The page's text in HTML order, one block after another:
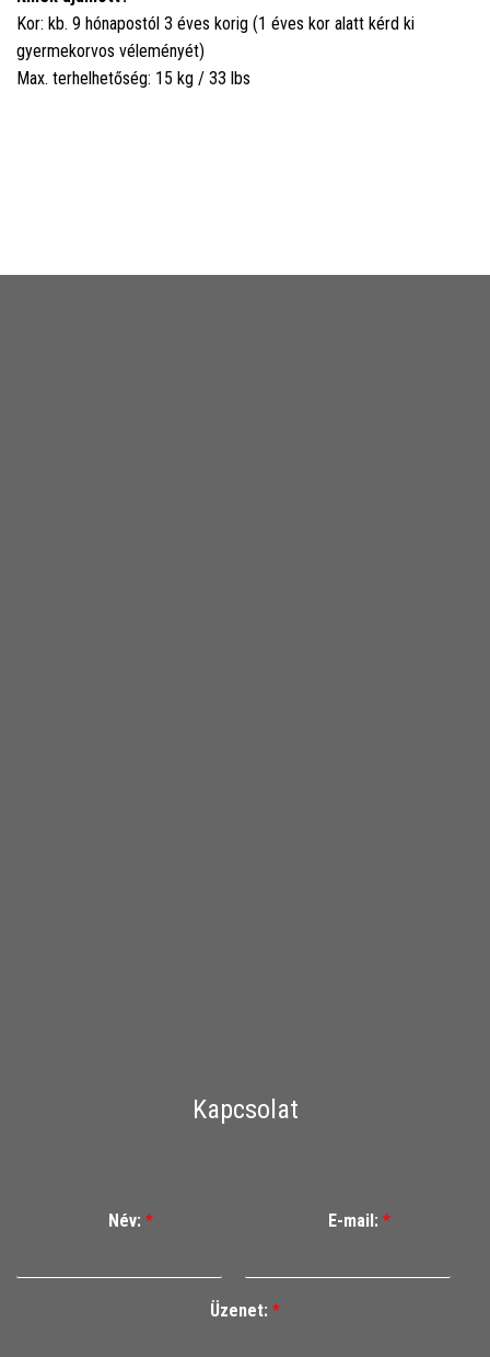
Kor: kb. 9 hónapostól 3 éves korig (1 éves kor alatt kérd ki
gyermekorvos véleményét)
Max. terhelhetőség: 15 kg / 33 lbs
Kapcsolat
Név: * E-mail: *
Üzenet: *